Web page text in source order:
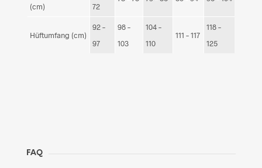
(cm)
72
Hüftumfang (cm)
92 –
97
98 –
103
104 –
110
111 – 117
118 –
125
FAQ